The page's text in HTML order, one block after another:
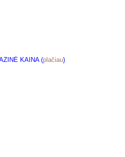
KAINA (plačiau)